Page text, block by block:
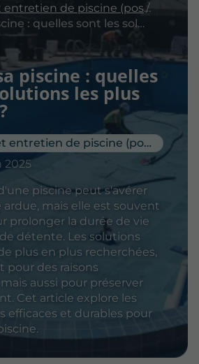
Rénovation et entretien de piscine (pose de PVC armé)
Rénover sa piscine : quelles sont les solutions les plus durables ?
piscine : quelles
les plus
Rénovation et entretien de piscine (pose de PVC armé)
2025
piscine peut s'avérer
mais elle est souvent
prolonger la durée de vie
détente. Les solutions
plus en plus recherchées,
pour des raisons
aussi pour préserver
Cet article explore les
efficaces et durables pour